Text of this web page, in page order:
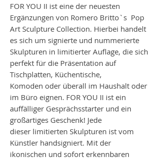
FOR YOU II ist eine der neuesten
Ergänzungen von Romero Britto`s Pop
Art Sculpture Collection. Hierbei handelt
es sich um signierte und nummerierte
Skulpturen in limitierter Auflage, die sich
perfekt für die Präsentation auf
Tischplatten, Küchentische,
Komoden oder überall im Haushalt oder
im Büro eignen. FOR YOU II ist ein
auffälliger Gesprächsstarter und ein
großartiges Geschenk! Jede
dieser limitierten Skulpturen ist vom
Künstler handsigniert. Mit der
ikonischen und sofort erkennbaren